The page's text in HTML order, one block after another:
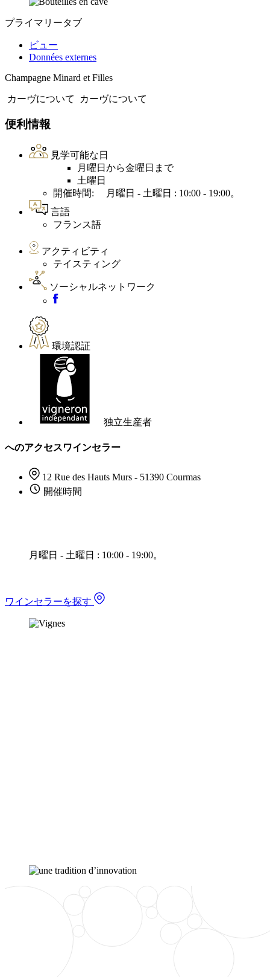
プライマリータブ
ビュー
Données externes
Champagne Minard et Filles
カーヴについて カーヴについて
便利情報
見学可能な日
月曜日から金曜日まで
土曜日
開催時間: 月曜日 - 土曜日 : 10:00 - 19:00。
言語
フランス語
アクティビティ
テイスティング
ソーシャルネットワーク
環境認証
独立生産者
へのアクセスワインセラー
12 Rue des Hauts Murs - 51390 Courmas
開催時間
月曜日 - 土曜日 : 10:00 - 19:00。
ワインセラーを探す